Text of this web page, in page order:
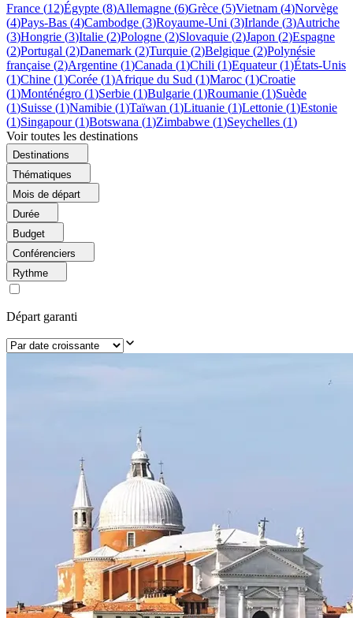
France (12)Égypte (8)Allemagne (6)Grèce (5)Vietnam (4)Norvège
(4)Pays-Bas (4)Cambodge (3)Royaume-Uni (3)Irlande (3)Autriche
(3)Hongrie (3)Italie (2)Pologne (2)Slovaquie (2)Japon (2)Espagne
(2)Portugal (2)Danemark (2)Turquie (2)Belgique (2)Polynésie
française (2)Argentine (1)Canada (1)Chili (1)Equateur (1)États-Unis
(1)Chine (1)Corée (1)Afrique du Sud (1)Maroc (1)Croatie
(1)Monténégro (1)Serbie (1)Bulgarie (1)Roumanie (1)Suède
(1)Suisse (1)Namibie (1)Taïwan (1)Lituanie (1)Lettonie (1)Estonie
(1)Singapour (1)Botswana (1)Zimbabwe (1)Seychelles (1)
Voir toutes les destinations
Destinations
Thématiques
Mois de départ
Durée
Budget
Conférenciers
Rythme
Départ garanti